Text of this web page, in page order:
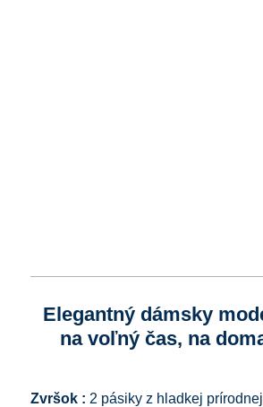
Elegantný dámsky
na voľný čas, na
Zvršok : 2 pásiky z hladkej